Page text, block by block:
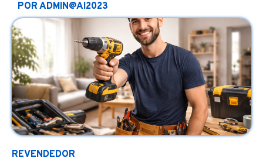
POR ADMIN@AI2023
REVENDEDOR